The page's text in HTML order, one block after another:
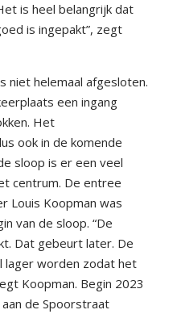
is heel belangrijk dat
is ingepakt”, zegt
niet helemaal afgesloten.
een ingang
Het
ook in de komende
sloop is er een veel
centrum. De entree
Louis Koopman was
van de sloop. “De
Dat gebeurt later. De
lager worden zodat het
Koopman. Begin 2023
de Spoorstraat